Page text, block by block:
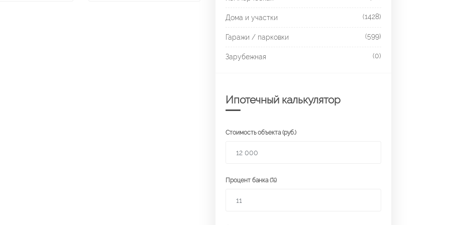
Дома и участки (1428)
Гаражи / парковки (599)
Зарубежная (0)
Ипотечный калькулятор
Стоимость объекта (руб.)
Процент банка (%)